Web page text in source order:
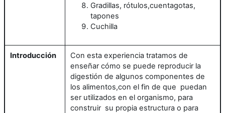
Gradillas, rótulos,cuentagotas,
tapones
Cuchilla
Introducción
Con esta experiencia tratamos de
enseñar cómo se puede reproducir la
digestión de algunos componentes de
los alimentos,con el fin de que puedan
ser utilizados en el organismo, para
construir su propia estructura o para